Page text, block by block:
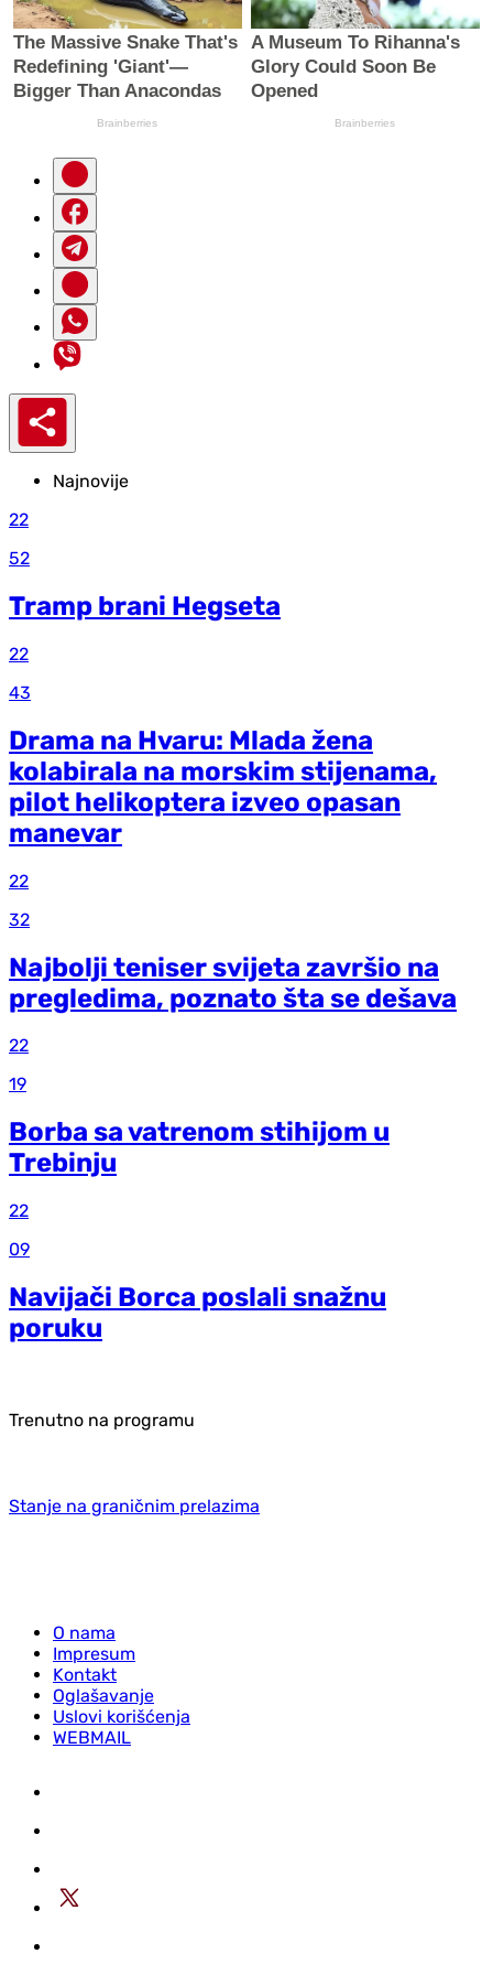
Najnovije
22
52
Tramp brani Hegseta
22
43
Drama na Hvaru: Mlada žena
kolabirala na morskim stijenama,
pilot helikoptera izveo opasan
manevar
22
32
Najbolji teniser svijeta završio na
pregledima, poznato šta se dešava
22
19
Borba sa vatrenom stihijom u
Trebinju
22
09
Navijači Borca poslali snažnu
poruku
Trenutno na programu
Stanje na graničnim prelazima
O nama
Impresum
Kontakt
Oglašavanje
Uslovi korišćenja
WEBMAIL